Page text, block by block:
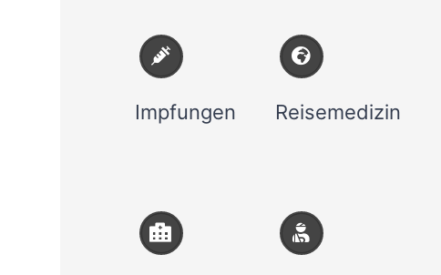
Impfungen Reisemedizin